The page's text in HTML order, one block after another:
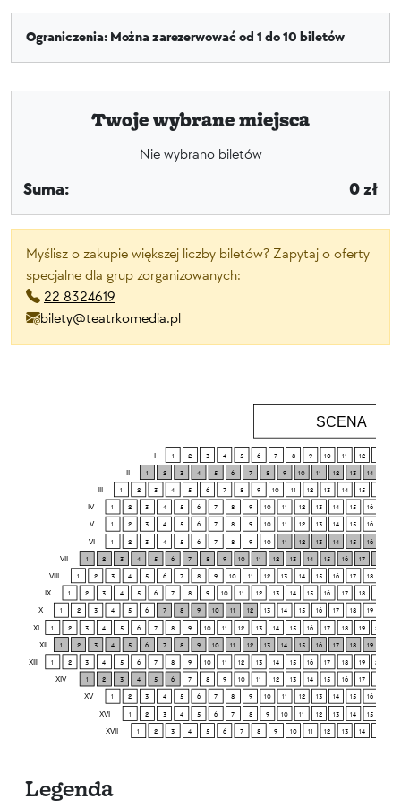
Ograniczenia: Można zarezerwować od 1 do 10 biletów
Twoje wybrane miejsca
Nie wybrano biletów
Suma: 0 zł
Myślisz o zakupie większej liczby biletów? Zapytaj o oferty
specjalne dla grup zorganizowanych:
22 8324619
bilety@teatrkomedia.pl
I
IV
V
VI
VII
VIII
IX
X
XI
XII
XIII
XIV
XV
XVI
XVII
SCENA
1 2 3 4 5 6 7 8 9 10 11 12
1 2 3 4 5 6 7 8 9 10 11 12 13 14
1 2 3 4 5 6 7 8 9 10 11 12 13 14 15
1 2 3 4 5 6 7 8 9 10 11 12 13 14 15 16
1 2 3 4 5 6 7 8 9 10 11 12 13 14 15 16
1 2 3 4 5 6 7 8 9 10 11 12 13 14 15 16
1 2 3 4 5 6 7 8 9 10 11 12 13 14 15 16 17
1 2 3 4 5 6 7 8 9 10 11 12 13 14 15 16 17 18
1 2 3 4 5 6 7 8 9 10 11 12 13 14 15 16 17 18
1 2 3 4 5 6 7 8 9 10 11 12 13 14 15 16 17 18 19
1 2 3 4 5 6 7 8 9 10 11 12 13 14 15 16 17 18 19 20
1 2 3 4 5 6 7 8 9 10 11 12 13 14 15 16 17 18 19
1 2 3 4 5 6 7 8 9 10 11 12 13 14 15 16 17 18 19 20
1 2 3 4 5 6 7 8 9 10 11 12 13 14 15 16 17
1 2 3 4 5 6 7 8 9 10 11 12 13 14 15 16
1 2 3 4 5 6 7 8 9 10 11 12 13 14 15
1 2 3 4 5 6 7 8 9 10 11 12 13 14
Legenda